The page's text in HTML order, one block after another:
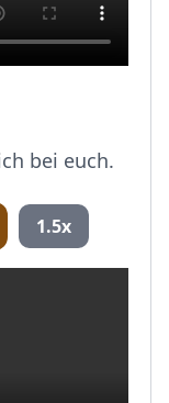
bei euch.
1.5x